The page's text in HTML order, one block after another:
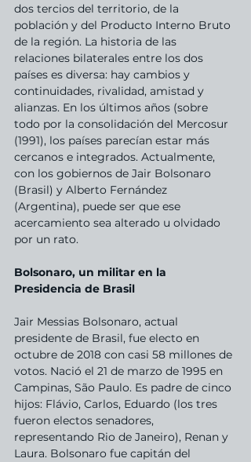
dos tercios del territorio, de la
población y del Producto Interno Bruto
de la región. La historia de las
relaciones bilaterales entre los dos
países es diversa: hay cambios y
continuidades, rivalidad, amistad y
alianzas. En los últimos años (sobre
todo por la consolidación del Mercosur
(1991), los países parecían estar más
cercanos e integrados. Actualmente,
con los gobiernos de Jair Bolsonaro
(Brasil) y Alberto Fernández
(Argentina), puede ser que ese
acercamiento sea alterado u olvidado
por un rato.
Bolsonaro, un militar en la
Presidencia de Brasil
Jair Messias Bolsonaro, actual
presidente de Brasil, fue electo en
octubre de 2018 con casi 58 millones de
votos. Nació el 21 de marzo de 1995 en
Campinas, São Paulo. Es padre de cinco
hijos: Flávio, Carlos, Eduardo (los tres
fueron electos senadores,
representando Rio de Janeiro), Renan y
Laura. Bolsonaro fue capitán del